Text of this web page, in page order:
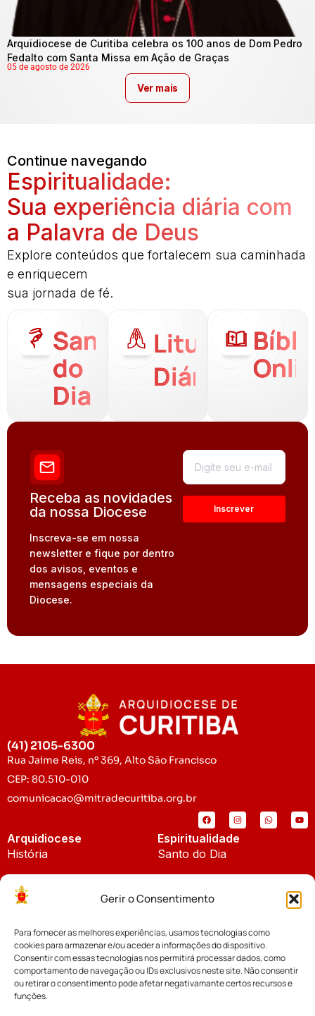
Gerir o Consentimento
Para fornecer as melhores experiências, usamos tecnologias como
cookies para armazenar e/ou aceder a informações do dispositivo.
Consentir com essas tecnologias nos permitirá processar dados, como
comportamento de navegação ou IDs exclusivos neste site. Não consentir
ou retirar o consentimento pode afetar negativamante certos recursos e
funções.
Arquidiocese de Curitiba celebra os 100 anos de Dom Pedro
Fedalto com Santa Missa em Ação de Graças
05 de agosto de 2026
Ver mais
Continue navegando
Espiritualidade:
Sua experiência diária com
a Palavra de Deus
Explore conteúdos que fortalecem sua caminhada
e enriquecem
sua jornada de fé.
Santo
do
Dia
Liturgia
Diária
Receba as novidades
da nossa Diocese
Inscreva-se em nossa
newsletter e fique por dentro
dos avisos, eventos e
mensagens especiais da
Diocese.
(41) 2105-6300
Rua Jaime Reis, nº 369, Alto São Francisco
CEP: 80.510-010
comunicacao@mitradecuritiba.org.br
Arquidiocese
História
Padroeira
Espiritualidade
Santo do Dia
Notícias
Notícias da Arquidiocese
Notícias Cáritas
Cúria Diocesana
Fundo Diocesano